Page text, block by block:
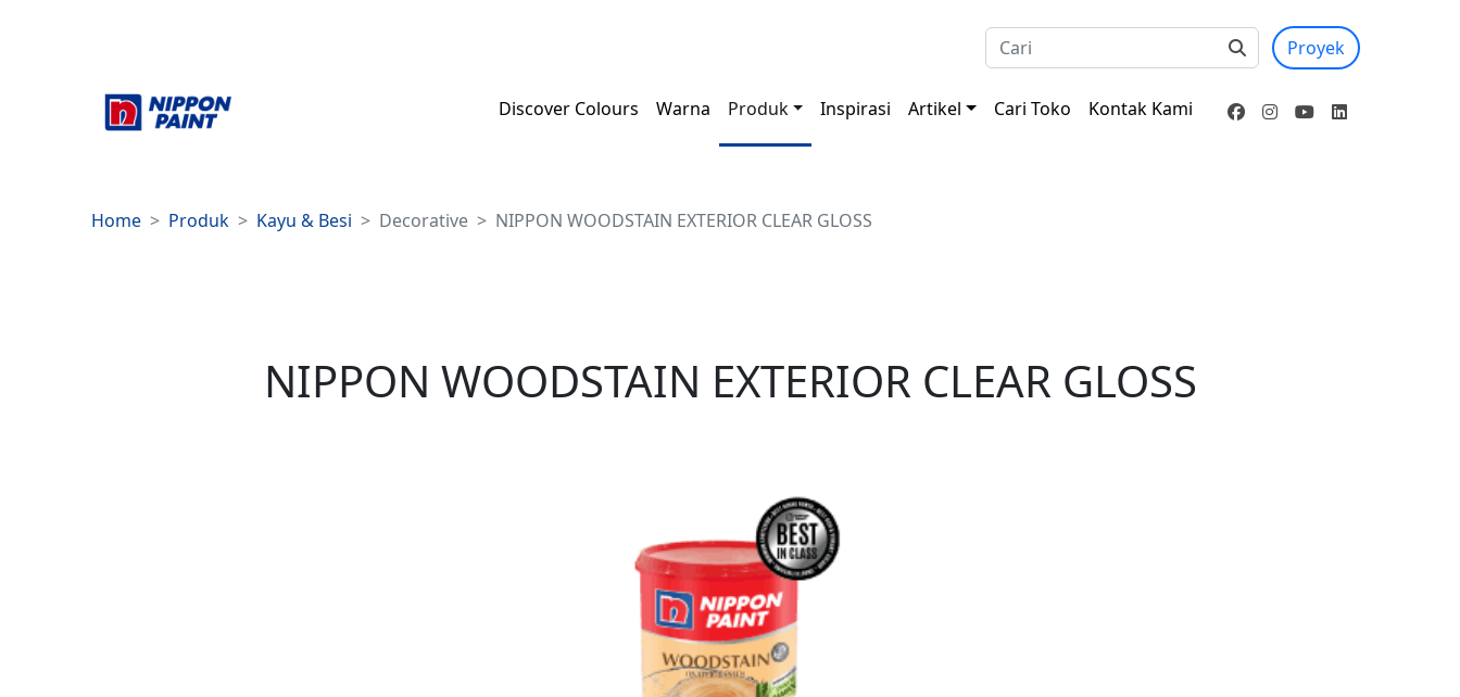
Proyek
Discover Colours Warna Produk Inspirasi Artikel Cari Toko Kontak Kami
Home Produk Kayu & Besi Decorative NIPPON WOODSTAIN EXTERIOR CLEAR GLOSS
NIPPON WOODSTAIN EXTERIOR CLEAR GLOSS